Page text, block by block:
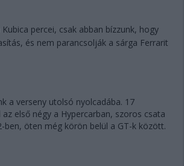
Kubica percei, csak abban bízzunk, hogy
és nem parancsolják a sárga Ferrarit
a verseny utolsó nyolcadába. 17
első négy a Hypercarban, szoros csata
ben, öten még körön belül a GT-k között.